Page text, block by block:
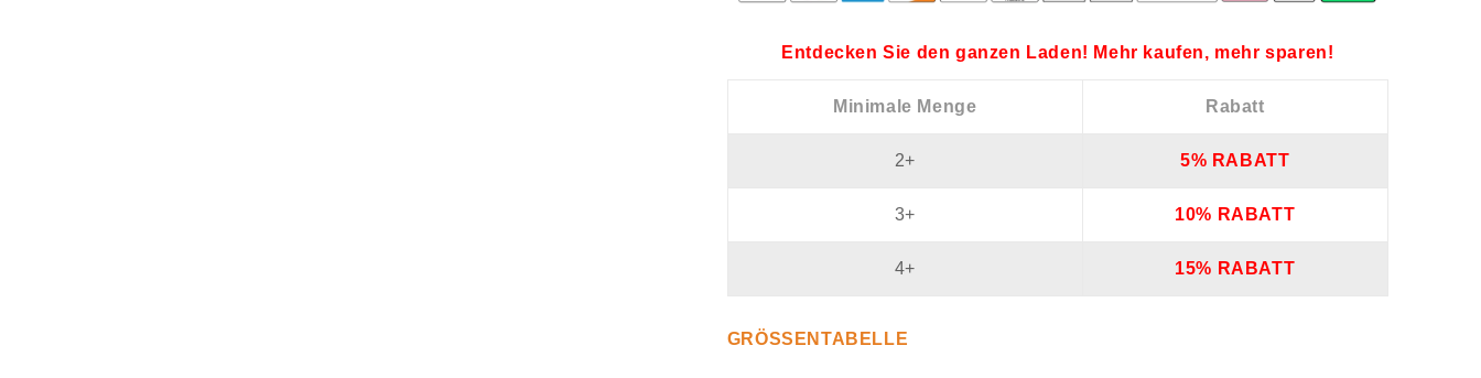
Entdecken Sie den ganzen Laden! Mehr kaufen, mehr sparen!
Minimale Menge Rabatt
2+ 5% RABATT
3+ 10% RABATT
4+ 15% RABATT
GRÖSSENTABELLE